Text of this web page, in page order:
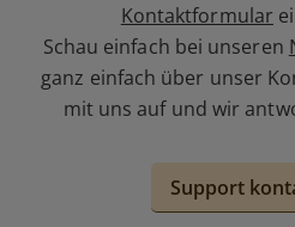
Kontaktformular
Schau einfach bei unseren
ganz einfach über unser
mit uns auf und wir
Support